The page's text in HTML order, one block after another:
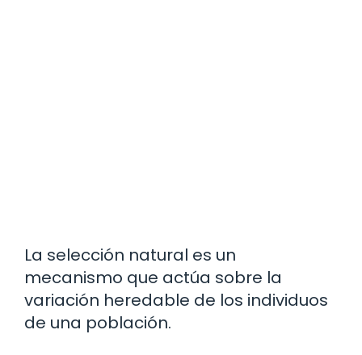
La selección natural es un
mecanismo que actúa sobre la
variación heredable de los individuos
de una población.